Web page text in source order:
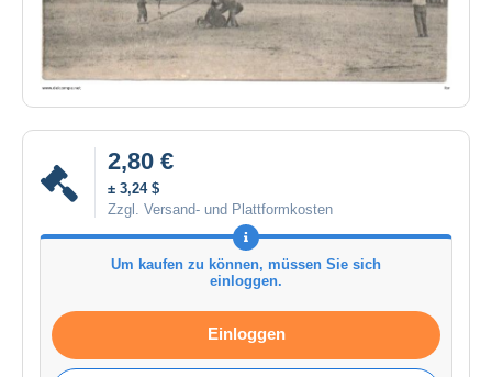
2,80 €
± 3,24 $
Zzgl. Versand- und Plattformkosten
Um kaufen zu können, müssen Sie sich
einloggen.
Einloggen